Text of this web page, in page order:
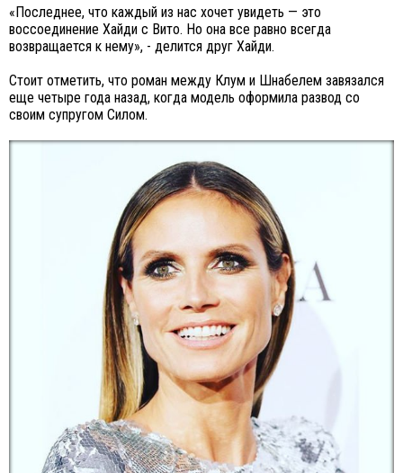
«Последнее, что каждый из нас хочет увидеть — это
воссоединение Хайди с Вито. Но она все равно всегда
возвращается к нему», - делится друг Хайди.
Стоит отметить, что роман между Клум и Шнабелем завязался
еще четыре года назад, когда модель оформила развод со
своим супругом Силом.